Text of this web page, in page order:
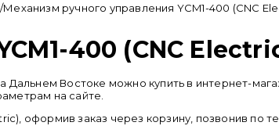
/Механизм ручного управления YCM1-400 (CNC
400 (CNC
Дальнем Востоке можно купить в интернет-
на сайте.
оформив заказ через корзину, позвонив по